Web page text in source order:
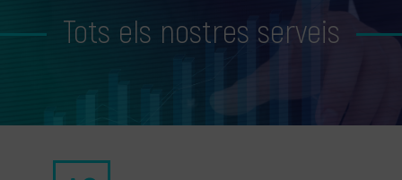
Tots els nostres serveis